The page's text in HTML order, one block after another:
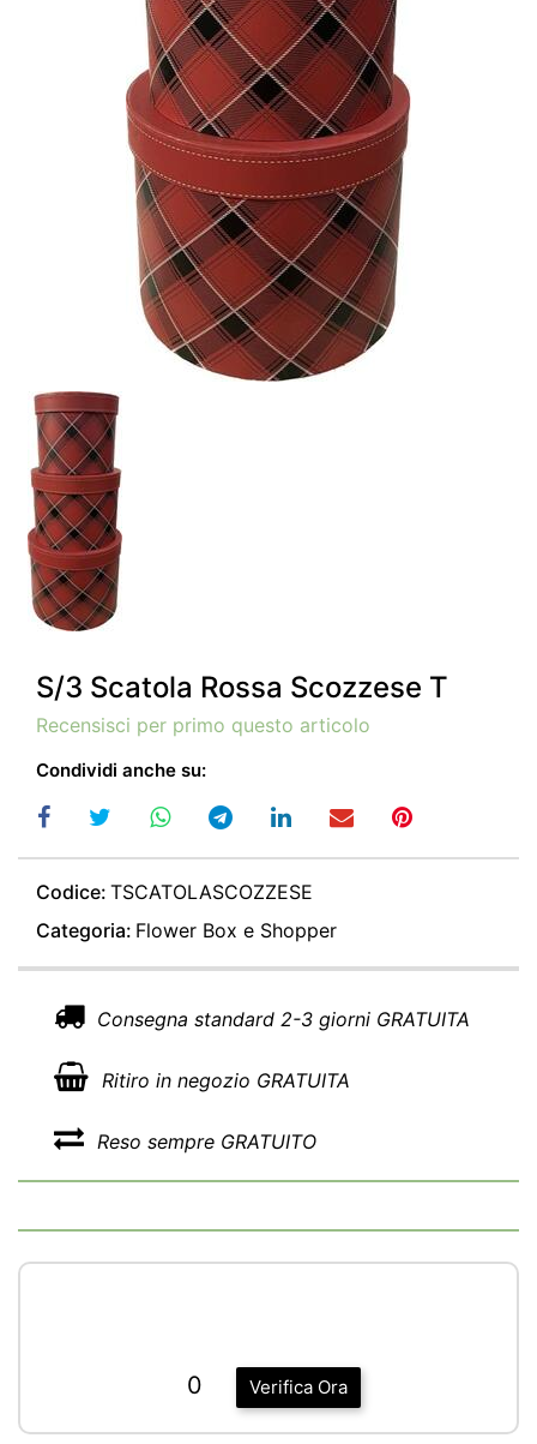
S/3 Scatola Rossa Scozzese T
Recensisci per primo questo articolo
Condividi anche su:
Codice: TSCATOLASCOZZESE
Categoria: Flower Box e Shopper
Consegna standard 2-3 giorni GRATUITA
Ritiro in negozio GRATUITA
Reso sempre GRATUITO
Verifica Ora
0